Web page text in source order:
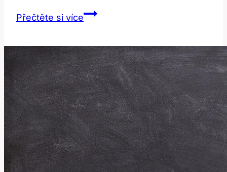
Přečtěte si víceCandid:
a
Jak
Ho
Používat
v
Angličtině?